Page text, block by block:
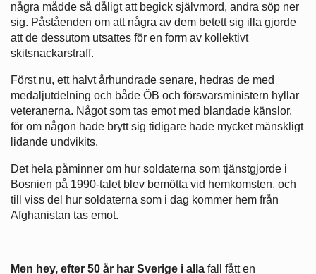
några mådde så dåligt att begick självmord, andra söp ner
sig. Påståenden om att några av dem betett sig illa gjorde
att de dessutom utsattes för en form av kollektivt
skitsnackarstraff.
Först nu, ett halvt århundrade senare, hedras de med
medaljutdelning och både ÖB och försvarsministern hyllar
veteranerna. Något som tas emot med blandade känslor,
för om någon hade brytt sig tidigare hade mycket mänskligt
lidande undvikits.
Det hela påminner om hur soldaterna som tjänstgjorde i
Bosnien på 1990-talet blev bemötta vid hemkomsten, och
till viss del hur soldaterna som i dag kommer hem från
Afghanistan tas emot.
Men hey, efter 50 år har Sverige i alla fall fått en